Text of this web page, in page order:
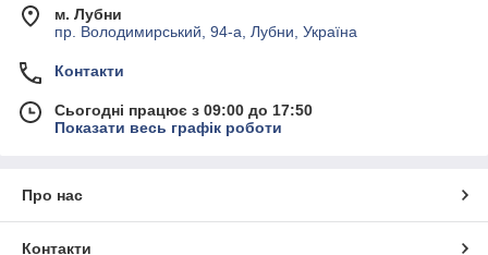
м. Лубни
пр. Володимирський, 94-а, Лубни, Україна
Контакти
Сьогодні працює з 09:00 до 17:50
Показати весь графік роботи
Про нас
Контакти